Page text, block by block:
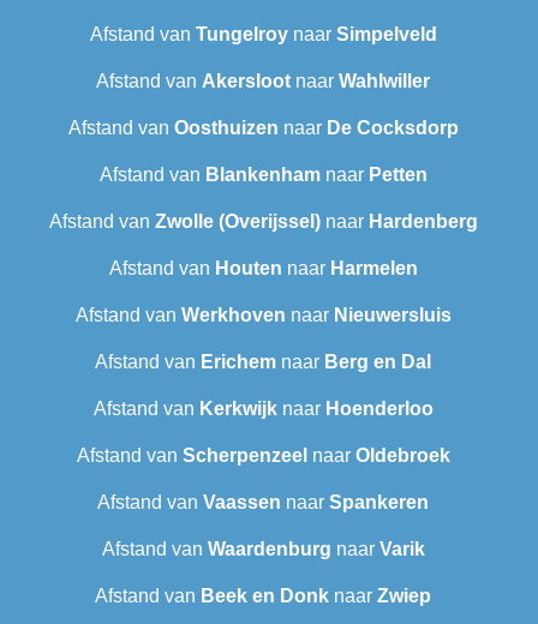
Afstand van Tungelroynaar Simpelveld
Afstand van Akersloot naar Wahlwiller
Afstand van Oosthuizen naar De Cocksdorp
Afstand van Blankenhamnaar Petten
Afstand van Zwolle (Overijssel)naar Hardenberg
Afstand van Houten naar Harmelen
Afstand van Werkhoven naar Nieuwersluis
Afstand van Erichem naar Berg en Dal
Afstand van Kerkwijknaar Hoenderloo
Afstand van Scherpenzeel naar Oldebroek
Afstand van Vaassen naar Spankeren
Afstand van Waardenburg naar Varik
Afstand van Beek en Donk naar Zwiep